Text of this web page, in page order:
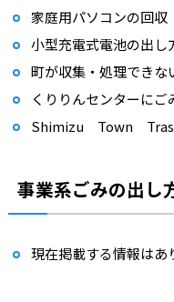
家庭用パソコンの回収
小型充電式電池の出し
町が収集・処理できな
くりりんセンターに
Shimizu Town
事業系ごみの出し
現在掲載する情報はあ